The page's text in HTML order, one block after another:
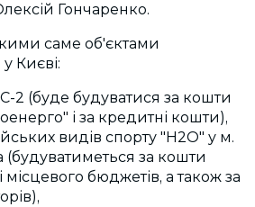
Гончаренко.
саме об'єктами
Києві:
2 (буде будуватися за кошти
і за кредитні кошти),
видів спорту "Н2О" у м.
(будуватиметься за кошти
бюджетів, а також за